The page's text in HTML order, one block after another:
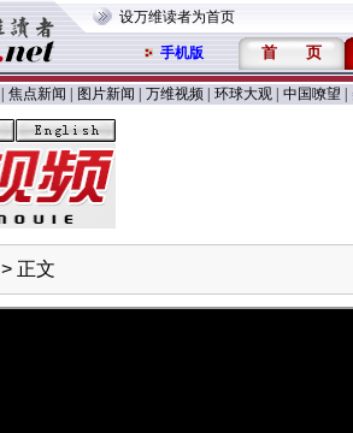
设万维读者为首页
手机版 首 页
焦点新闻 图片新闻 万维视频 环球大观 中国嘹望
> 正文